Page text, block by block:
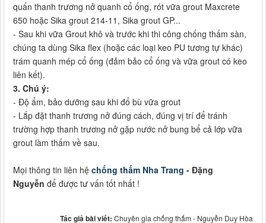
quấn thanh trương nở quanh cổ ống, rót vữa grout Maxcrete
650 hoặc Sika grout 214-11, Sika grout GP...
- Sau khi vữa Grout khô và trước khi thi công chống thấm sàn,
chúng ta dùng Sika flex (hoặc các loại keo PU tương tự khác)
trám quanh mép cổ ống (đảm bảo cổ ống và vữa grout có keo
liên kết).
3. Chú ý:
- Độ ẩm, bảo dưỡng sau khi đổ bù vữa grout
- Lắp đặt thanh trương nở đúng cách, đúng vị trí để tránh
trường hợp thanh trương nở gặp nước nở bung bể cả lớp vữa
grout làm thấm về sau.
Mọi thông tin liên hệ chống thấm Nha Trang - Đặng
Nguyễn để được tư vấn tốt nhất !
Tác giả bài viết: Chuyên gia chống thấm - Nguyễn Duy Hòa